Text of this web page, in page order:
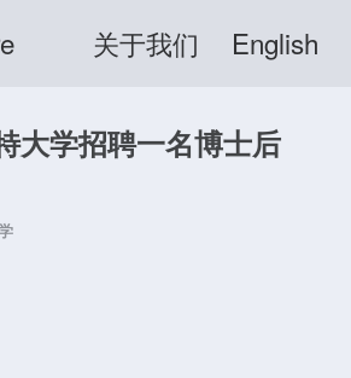
关于我们 English
大学招聘一名博士后